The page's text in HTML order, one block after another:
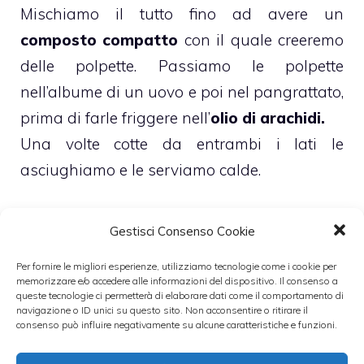
Gestisci Consenso Cookie
Per fornire le migliori esperienze, utilizziamo tecnologie come i cookie per
memorizzare e/o accedere alle informazioni del dispositivo. Il consenso a
queste tecnologie ci permetterà di elaborare dati come il comportamento di
navigazione o ID unici su questo sito. Non acconsentire o ritirare il
consenso può influire negativamente su alcune caratteristiche e funzioni.
Mischiamo il tutto fino ad avere un
composto compatto con il quale creeremo
delle polpette. Passiamo le polpette
nell’albume di un uovo e poi nel pangrattato,
prima di farle friggere nell’olio di arachidi.
Una volte cotte da entrambi i lati le
asciughiamo e le serviamo calde.
Leggi anche:
Polpette di
Polpettine di